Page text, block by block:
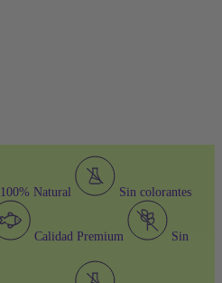
100% Natural Sin colorantes
Calidad Premium
Sin